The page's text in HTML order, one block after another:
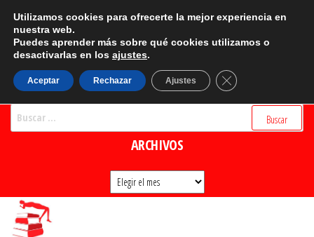
Saltar
contenido
CATEGORÍAS
Categorías
BUSCADOR
ARCHIVOS
Archivos
Utilizamos cookies para ofrecerte la mejor experiencia en
nuestra web.
Puedes aprender más sobre qué cookies utilizamos o
desactivarlas en los ajustes.
Aceptar Rechazar Ajustes Cerrar el banner